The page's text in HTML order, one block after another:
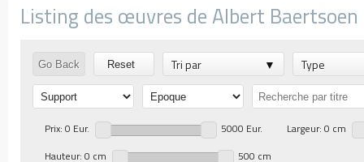
Listing des œuvres de Albert Baertsoen
Go Back Reset Tri par Type
Prix: 0 Eur. 5000 Eur.
Largeur: 0 cm
Hauteur: 0 cm
500 cm